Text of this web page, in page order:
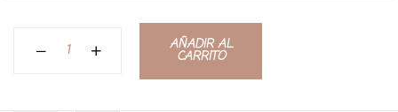
AÑADIR AL
CARRITO